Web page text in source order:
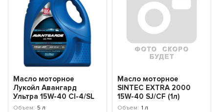
Масло моторное
Лукойл Авангард
Ультра 15W-40 CI-4/SL
(5л) 3606555
Объем: 5 л
Масло моторное
SINTEC EXTRA 2000
15W-40 SJ/CF (1л)
600269
Объем: 1 л